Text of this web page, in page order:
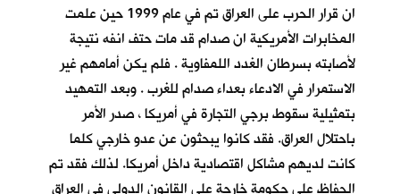
ان قرار الحرب على العراق تم في عام 1999 حين علمت
المخابرات الأمريكية ان صدام قد مات حتف انفه نتيجة
لأصابته بسرطان الغدد اللمفاوية . فلم يكن أمامهم غير
الاستمرار في الادعاء بعداء صدام للغرب . وبعد التمهيد
بتمثيلية سقوط برجي التجارة في أمريكا ، صدر الأمر
باحتلال العراق. فقد كانوا يبحثون عن عدو خارجي كلما
كانت لديهم مشاكل اقتصادية داخل أمريكا. لذلك فقد تم